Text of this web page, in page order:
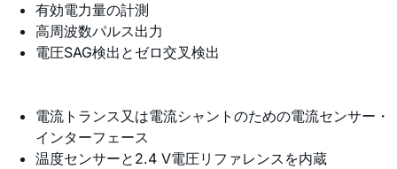
有効電力量の計測
高周波数パルス出力
電圧SAG検出とゼロ交叉検出
電流トランス又は電流シャントのための電流センサー・
インターフェース
温度センサーと2.4 V電圧リファレンスを内蔵